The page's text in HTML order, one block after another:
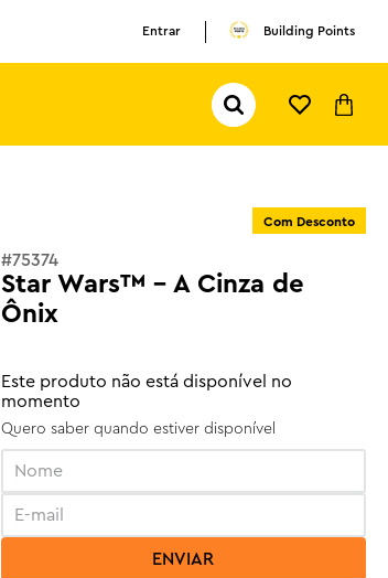
Entrar Building Points
Pesquisar...
Com Desconto
#75374
Star Wars™ - A Cinza de
Ônix
Este produto não está disponível no
momento
Quero saber quando estiver disponível
ENVIAR
ferrari